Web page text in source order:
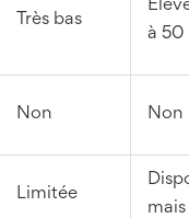
Très bas
à 50
Non Non
Limitée